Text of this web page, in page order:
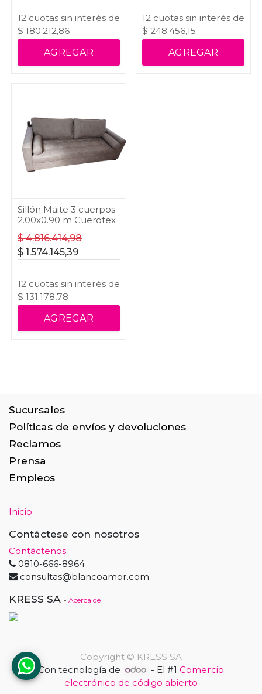
12 cuotas sin interés de
$ 180.212,86
AGREGAR
12 cuotas sin interés de
$ 248.456,15
AGREGAR
Sillón Maite 3 cuerpos
2.00x0.90 m Cuerotex
$4.816.414,98
$ 1.574.145,39
12 cuotas sin interés de
$ 131.178,78
AGREGAR
Sucursales
Políticas de envíos y devoluciones
Reclamos
Prensa
Empleos
Inicio
Contáctese con nosotros
Contáctenos
0810-666-8964
consultas@blancoamor.com
KRESS SA - Acerca de
Copyright © KRESS SA
Con tecnología de
- El #1Comercio
electrónico de código abierto